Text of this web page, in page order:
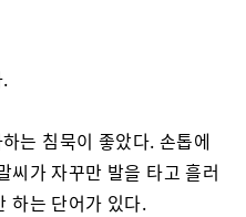
는 침묵이 좋았다. 손톱에
씨가 자꾸만 발을 타고 흘러
하는 단어가 있다.